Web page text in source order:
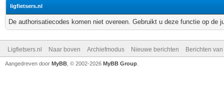
ligfietsers.nl
De authorisatiecodes komen niet overeen. Gebruikt u deze functie op de
Ligfietsers.nl Naar boven Archiefmodus Nieuwe berichten Berichten
Aangedreven door MyBB , © 2002-2026 MyBB Group